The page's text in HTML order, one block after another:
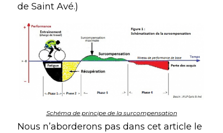
de Saint Avé.)
Schéma de principe de la surcompensation
Nous n’aborderons pas dans cet article le